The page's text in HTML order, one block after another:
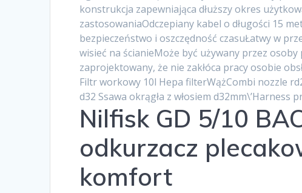
konstrukcja zapewniająca dłuższy okres
zastosowaniaOdczepiany kabel o długości 15
bezpieczeństwo i oszczędność czasuŁatwy w
wisieć na ścianieMoże być używany przez
zaprojektowany, że nie zakłóca pracy osobie
Filtr workowy 10l Hepa filterWążCombi nozzle
d32 Ssawa okrągła z włosiem d32mm\’Harness
Nilfisk GD 5/10
odkurzacz
komfort